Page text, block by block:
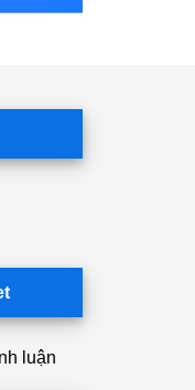
luận